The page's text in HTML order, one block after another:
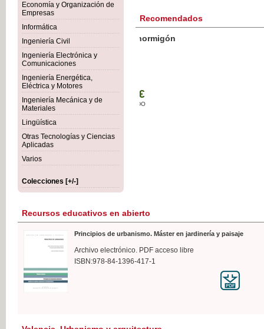
Economía y Organización de
Empresas
Informática
Ingeniería Civil
Ingeniería Electrónica y
Comunicaciones
Ingeniería Energética,
Eléctrica y Motores
Ingeniería Mecánica y de
Materiales
Lingüística
Otras Tecnologías y Ciencias
Aplicadas
Varios
Colecciones [+/-]
Recomendados
Botánica Agroalimentaria
Recursos educativos en abierto
Principios de urbanismo. Máster en jardinería y paisaje
Archivo electrónico. PDF acceso libre
ISBN:978-84-1396-417-1